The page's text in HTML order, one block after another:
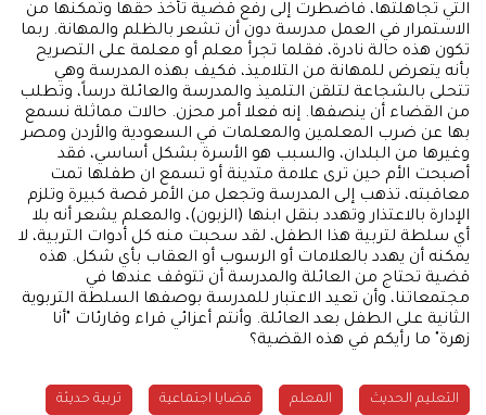
التي تجاهلتها، فاضطرت إلى رفع قضية تأخذ حقها وتمكنها من
الاستمرار في العمل مدرسة دون أن تشعر بالظلم والمهانة. ربما
تكون هذه حالة نادرة، فقلما تجرأ معلم أو معلمة على التصريح
بأنه يتعرض للمهانة من التلاميذ، فكيف بهذه المدرسة وهي
تتحلى بالشجاعة لتلقن التلميذ والمدرسة والعائلة درساً، وتطلب
من القضاء أن ينصفها. إنه فعلا أمر محزن. حالات مماثلة نسمع
بها عن ضرب المعلمين والمعلمات في السعودية والأردن ومصر
وغيرها من البلدان، والسبب هو الأسرة بشكل أساسي، فقد
أصبحت الأم حين ترى علامة متدينة أو تسمع ان طفلها تمت
معاقبته، تذهب إلى المدرسة وتجعل من الأمر قصة كبيرة وتلزم
الإدارة بالاعتذار وتهدد بنقل ابنها (الزبون)، والمعلم يشعر أنه بلا
أي سلطة لتربية هذا الطفل، لقد سحبت منه كل أدوات التربية، لا
يمكنه أن يهدد بالعلامات أو الرسوب أو العقاب بأي شكل. هذه
قضية تحتاج من العائلة والمدرسة أن تتوقف عندها في
مجتمعاتنا، وأن تعيد الاعتبار للمدرسة بوصفها السلطة التربوية
الثانية على الطفل بعد العائلة. وأنتم أعزائي قراء وقارئات "أنا
زهرة" ما رأيكم في هذه القضية؟
التعليم الحديث المعلم قضايا اجتماعية تربية حديثة